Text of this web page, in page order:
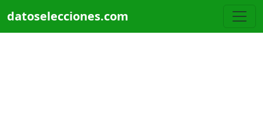
datoselecciones.com